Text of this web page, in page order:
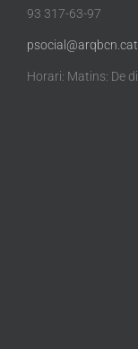
93 317-63-97
psocial@arqbcn.cat
Horari: Matins: De